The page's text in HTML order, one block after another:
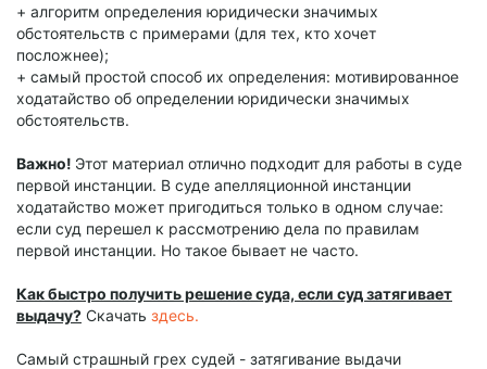
+ алгоритм определения юридически значимых
обстоятельств с примерами (для тех, кто хочет
посложнее);
+ самый простой способ их определения: мотивированное
ходатайство об определении юридически значимых
обстоятельств.
Важно! Этот материал отлично подходит для работы в суде
первой инстанции. В суде апелляционной инстанции
ходатайство может пригодиться только в одном случае:
если суд перешел к рассмотрению дела по правилам
первой инстанции. Но такое бывает не часто.
Как быстро получить решение суда, если суд затягивает
выдачу? Скачать здесь.
Самый страшный грех судей - затягивание выдачи